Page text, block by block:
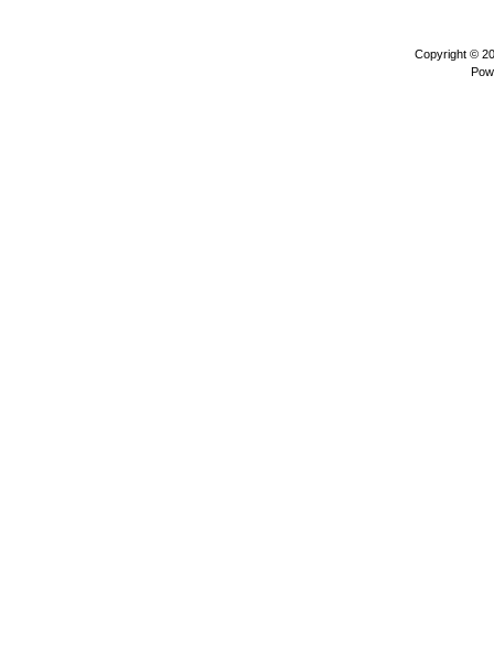
Copyright ©